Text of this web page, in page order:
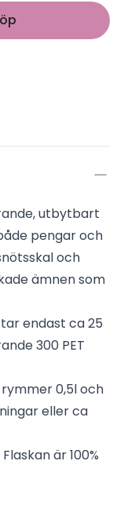
utbytbart
pengar och
och
ämnen som
endast ca 25
300 PET
rymmer 0,5l och
eller ca
är 100%